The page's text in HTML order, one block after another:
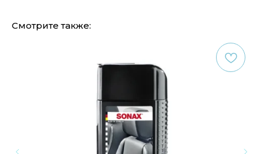
Смотрите также: